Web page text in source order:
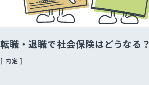
転職・退職で社会保険はどうなる？
内定